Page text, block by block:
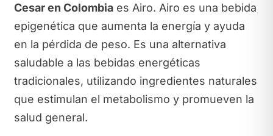
Cesar en Colombiaes Airo. Airo es una bebida
epigenética que aumenta la energía y ayuda
en la pérdida de peso. Es una alternativa
saludable a las bebidas energéticas
tradicionales, utilizando ingredientes naturales
que estimulan el metabolismo y promueven la
salud general.